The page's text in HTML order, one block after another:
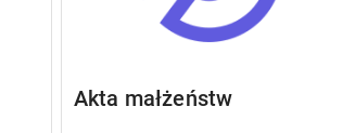
Akta małżeństw